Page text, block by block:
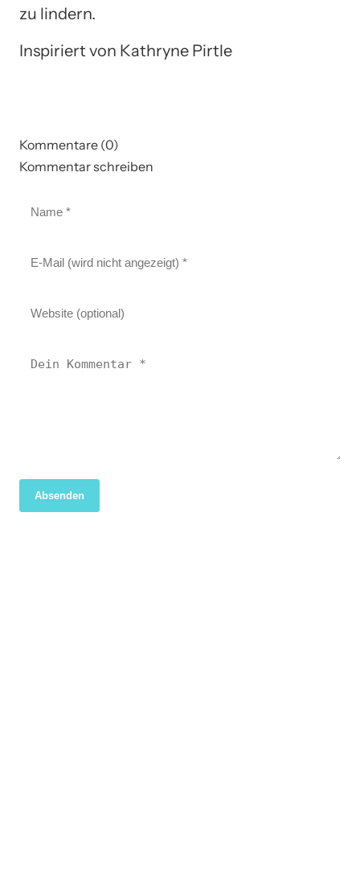
zu lindern.
Inspiriert von Kathryne Pirtle
Kommentare (0)
Kommentar schreiben
Absenden